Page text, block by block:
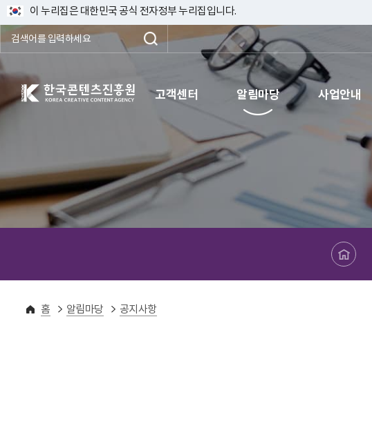
이 누리집은 대한민국 공식 전자정부 누리집입니다.
한국콘텐츠진흥원 KOREA CREATIVE CONTENT AGENCY 고객센터 알림마당 사업안내
메인페이지로 바로가기
홈 알림마당 공지사항